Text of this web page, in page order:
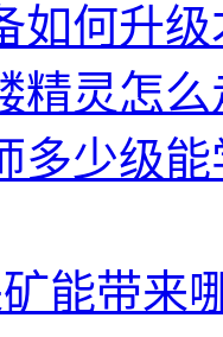
如何升
精灵怎
多少级
能带来